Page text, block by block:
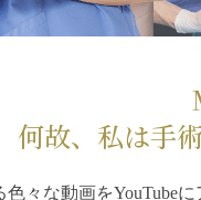
何故、私は手
々な動画をYouTubeに